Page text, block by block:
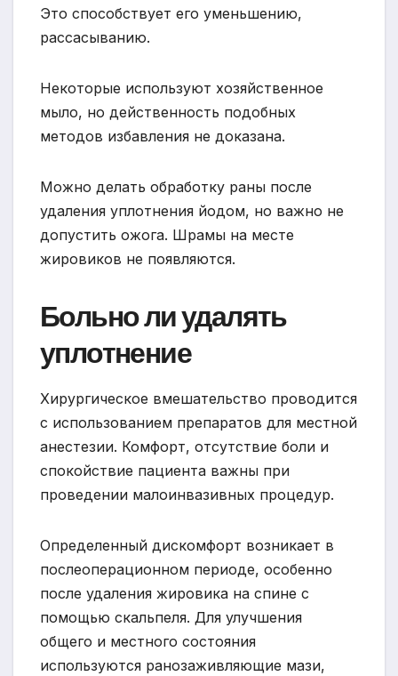
Это способствует его уменьшению,
рассасыванию.
Некоторые используют хозяйственное
мыло, но действенность подобных
методов избавления не доказана.
Можно делать обработку раны после
удаления уплотнения йодом, но важно не
допустить ожога. Шрамы на месте
жировиков не появляются.
Больно ли удалять
уплотнение
Хирургическое вмешательство проводится
с использованием препаратов для местной
анестезии. Комфорт, отсутствие боли и
спокойствие пациента важны при
проведении малоинвазивных процедур.
Определенный дискомфорт возникает в
послеоперационном периоде, особенно
после удаления жировика на спине с
помощью скальпеля. Для улучшения
общего и местного состояния
используются ранозаживляющие мази,